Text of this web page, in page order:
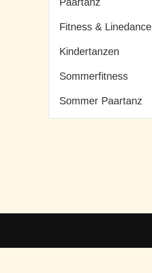
Fitness & Linedance
Kindertanzen
Sommerfitness
Sommer Paartanz